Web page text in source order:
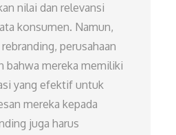
nilai dan relevansi
konsumen. Namun,
perusahaan
bahwa mereka memiliki
yang efektif untuk
mereka kepada
juga harus